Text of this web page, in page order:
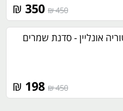
450 ₪
₪
אונליין - סדנת שמרים
450 ₪
₪